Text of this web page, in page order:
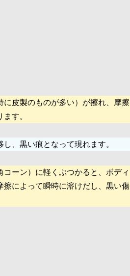
に皮製のものが多い）が擦れ、摩擦
す。
、黒い痕となって現れます。
ーン）に軽くぶつかると、ボディ
によって瞬時に溶けだし、黒い傷